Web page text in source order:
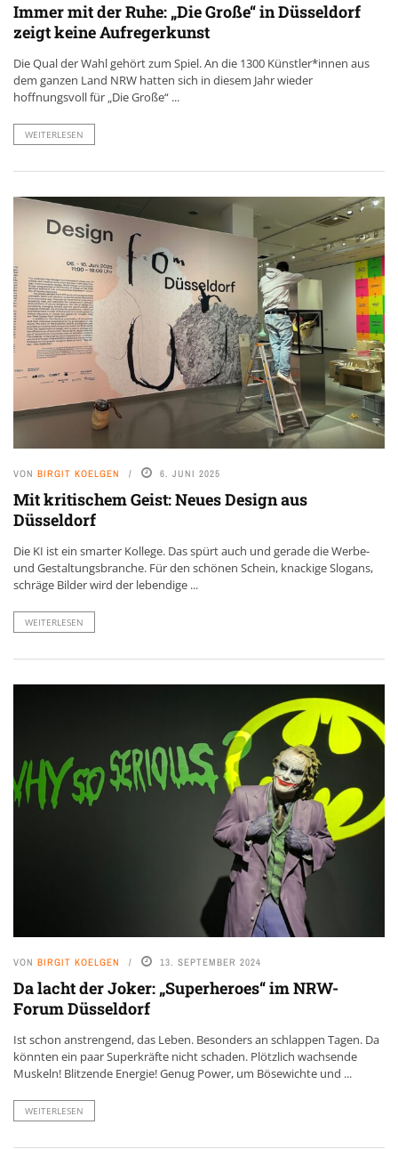
Immer mit der Ruhe: „Die Große“ in Düsseldorf
zeigt keine Aufregerkunst
Die Qual der Wahl gehört zum Spiel. An die 1300 Künstler*innen aus
dem ganzen Land NRW hatten sich in diesem Jahr wieder
hoffnungsvoll für „Die Große“ ...
WEITERLESEN
VON BIRGIT KOELGEN 6. JUNI 2025
Mit kritischem Geist: Neues Design aus
Düsseldorf
Die KI ist ein smarter Kollege. Das spürt auch und gerade die Werbe-
und Gestaltungsbranche. Für den schönen Schein, knackige Slogans,
schräge Bilder wird der lebendige ...
WEITERLESEN
VON BIRGIT KOELGEN 13. SEPTEMBER 2024
Da lacht der Joker: „Superheroes“ im NRW-
Forum Düsseldorf
Ist schon anstrengend, das Leben. Besonders an schlappen Tagen. Da
könnten ein paar Superkräfte nicht schaden. Plötzlich wachsende
Muskeln! Blitzende Energie! Genug Power, um Bösewichte und ...
WEITERLESEN